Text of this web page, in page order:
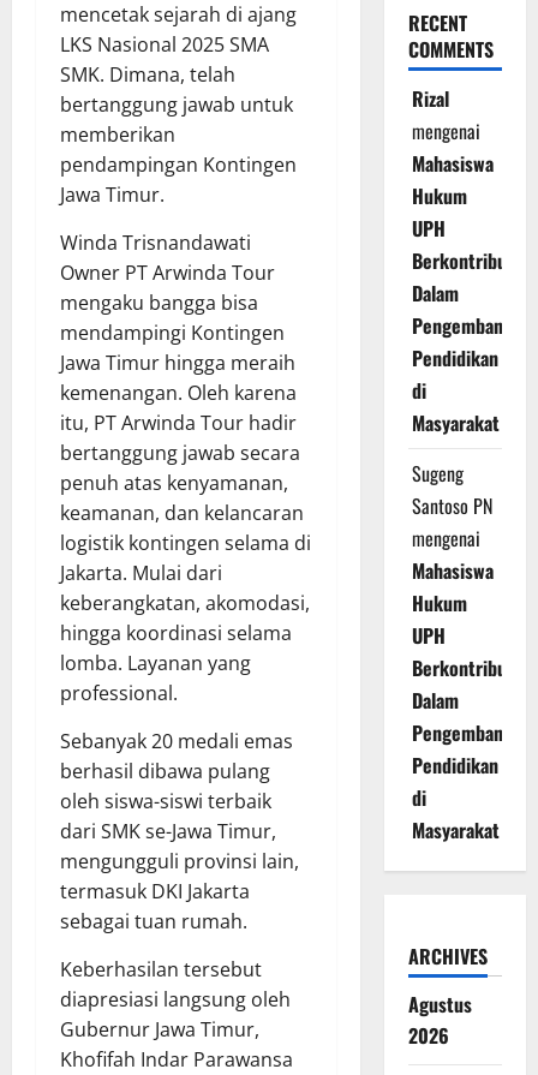
mencetak sejarah di ajang
LKS Nasional 2025 SMA
SMK. Dimana, telah
bertanggung jawab untuk
memberikan
pendampingan Kontingen
Jawa Timur.
Winda Trisnandawati
Owner PT Arwinda Tour
mengaku bangga bisa
mendampingi Kontingen
Jawa Timur hingga meraih
kemenangan. Oleh karena
itu, PT Arwinda Tour hadir
bertanggung jawab secara
penuh atas kenyamanan,
keamanan, dan kelancaran
logistik kontingen selama di
Jakarta. Mulai dari
keberangkatan, akomodasi,
hingga koordinasi selama
lomba. Layanan yang
professional.
Sebanyak 20 medali emas
berhasil dibawa pulang
oleh siswa-siswi terbaik
dari SMK se-Jawa Timur,
mengungguli provinsi lain,
termasuk DKI Jakarta
sebagai tuan rumah.
Keberhasilan tersebut
diapresiasi langsung oleh
Gubernur Jawa Timur,
Khofifah Indar Parawansa
RECENT
COMMENTS
Rizal
mengenai
Mahasiswa
Hukum
UPH
Berkontribusi
Dalam
Pengembangan
Pendidikan
di
Masyarakat
Sugeng
Santoso PN
mengenai
Mahasiswa
Hukum
UPH
Berkontribusi
Dalam
Pengembangan
Pendidikan
di
Masyarakat
ARCHIVES
Agustus
2026